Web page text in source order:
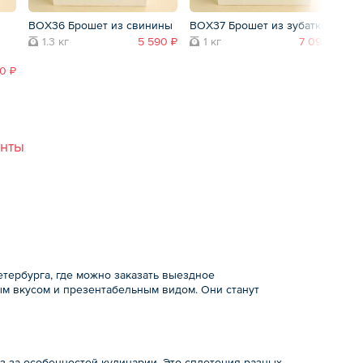
₽
BOX36 Брошет из свинины
1.3 кг
5 590 ₽
BOX37 Брошет из зубатки
1 кг
7 090 ₽
где можно заказать выездное
вкусом и презентабельным видом. Они станут